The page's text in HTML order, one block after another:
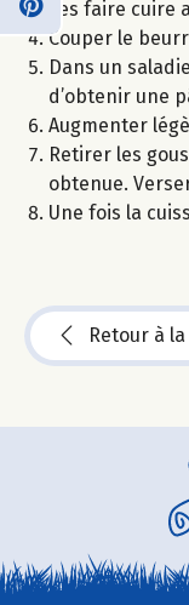
Les faire
Couper le
Dans un
d’obtenir une
Augmenter
Retirer les
obtenue.
Une fois la
Retour à